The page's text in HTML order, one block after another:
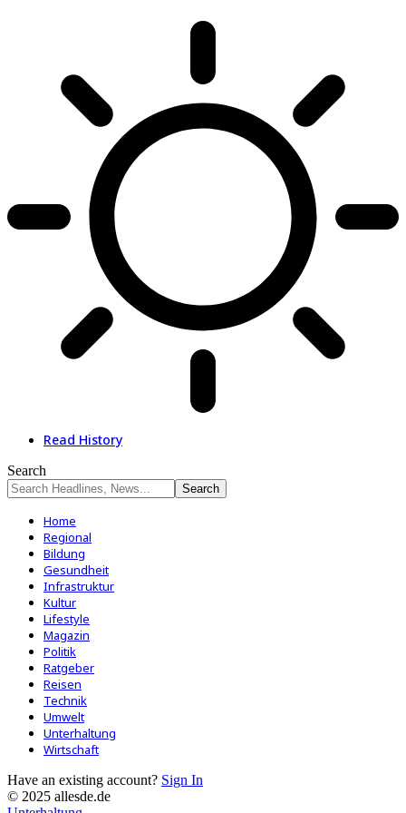
Read History
Search
Home
Regional
Bildung
Gesundheit
Infrastruktur
Kultur
Lifestyle
Magazin
Politik
Ratgeber
Reisen
Technik
Umwelt
Unterhaltung
Wirtschaft
Have an existing account? Sign In
© 2025 allesde.de